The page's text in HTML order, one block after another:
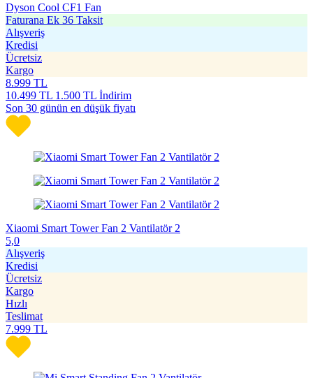
Dyson Cool CF1 Fan
Faturana Ek 36 Taksit
Alışveriş
Kredisi
Ücretsiz
Kargo
8.999 TL
10.499 TL 1.500 TL İndirim
Son 30 günün en düşük fiyatı
Xiaomi Smart Tower Fan 2 Vantilatör 2
5,0
Alışveriş
Kredisi
Ücretsiz
Kargo
Hızlı
Teslimat
7.999 TL